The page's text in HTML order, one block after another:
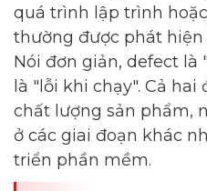
quá trình lập trình
thường được phát
Nói đơn giản, defect là
là "lỗi khi chạy". Cả
chất lượng sản phẩm,
ở các giai đoạn khác
triển phần mềm.